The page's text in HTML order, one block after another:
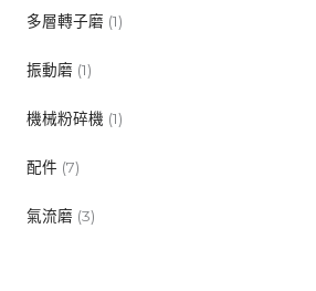
多層轉子磨 (1)
振動磨 (1)
機械粉碎機 (1)
配件 (7)
氣流磨 (3)